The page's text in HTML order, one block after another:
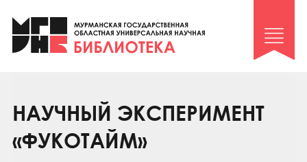
Клуб «Гиря и сельдерей»
Клуб «Семейный архив»
Коллегам
Контакты
НАУЧНЫЙ ЭКСПЕРИМЕНТ
«ФУКОТАЙМ»